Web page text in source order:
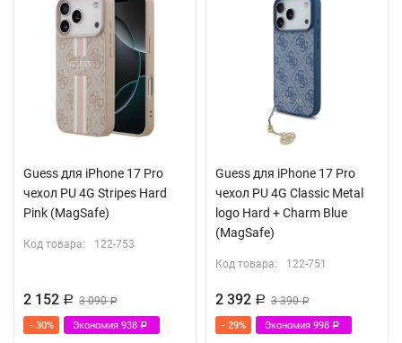
Guess для iPhone 17 Pro
чехол PU 4G Stripes Hard
Pink (MagSafe)
Код товара: 122-753
2 152 Р 3 090Р
- 30% Экономия 938 Р
Guess для iPhone 17 Pro
чехол PU 4G Classic Metal
logo Hard + Charm Blue
(MagSafe)
Код товара: 122-751
2 392 Р 3 390Р
- 29% Экономия 998 Р